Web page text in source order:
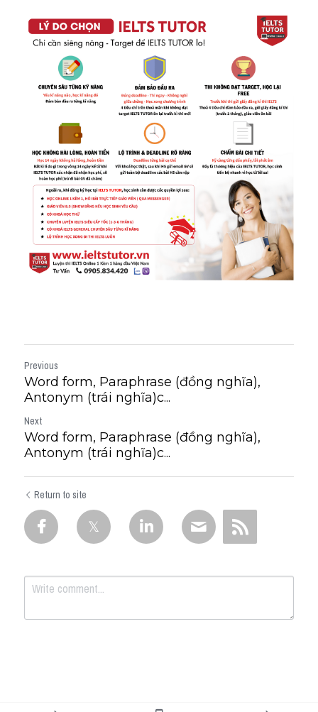
Previous
Word form, Paraphrase (đồng nghĩa),
Antonym (trái nghĩa)c...
Next
Word form, Paraphrase (đồng nghĩa),
Antonym (trái nghĩa)c...
Return to site